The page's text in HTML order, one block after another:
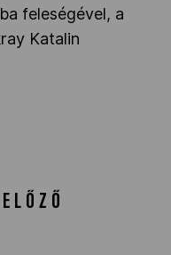
feleségével, a
Katalin